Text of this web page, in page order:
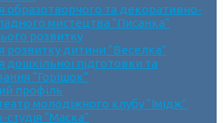
образотворчого та декоративно-
мистецтва “Писанка”
розвитку
розвитку дитини “Веселка”
дошкільної підготовки та
“Горішок”
профіль
молодіжного клубу “Імідж”
студія “Маска”